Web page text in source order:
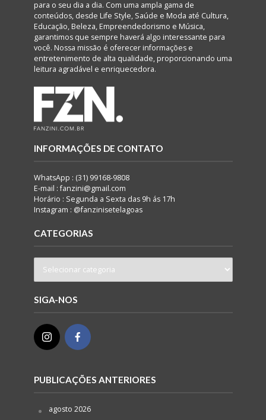
para o seu dia a dia. Com uma ampla gama de
conteúdos, desde Life Style, Saúde e Moda até Cultura,
Educação, Beleza, Empreendedorismo e Música,
garantimos que sempre haverá algo interessante para
você. Nossa missão é oferecer informações e
entretenimento de alta qualidade, proporcionando uma
leitura agradável e enriquecedora.
INFORMAÇÕES DE CONTATO
WhatsApp : (31) 99168-9808
E-mail : fanzini@gmail.com
Horário : Segunda a Sexta das 9h ás 17h
Instagram : @fanzinisetelagoas
CATEGORIAS
SIGA-NOS
PUBLICAÇÕES ANTERIORES
agosto 2026